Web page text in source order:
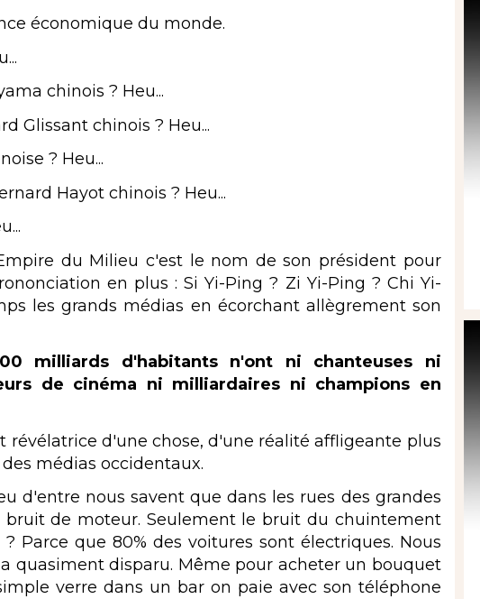
économique du monde.
chinois ? Heu...
Glissant chinois ? Heu...
? Heu...
Hayot chinois ? Heu...
du Milieu c'est le nom de son président pour
en plus : Si Yi-Ping ? Zi Yi-Ping ? Chi Yi-
les grands médias en écorchant allègrement son
milliards d'habitants n'ont ni chanteuses ni
de cinéma ni milliardaires ni champions en
d'une chose, d'une réalité affligeante plus
médias occidentaux.
d'entre nous savent que dans les rues des grandes
de moteur. Seulement le bruit du chuintement
Parce que 80% des voitures sont électriques. Nous
quasiment disparu. Même pour acheter un bouquet
verre dans un bar on paie avec son téléphone